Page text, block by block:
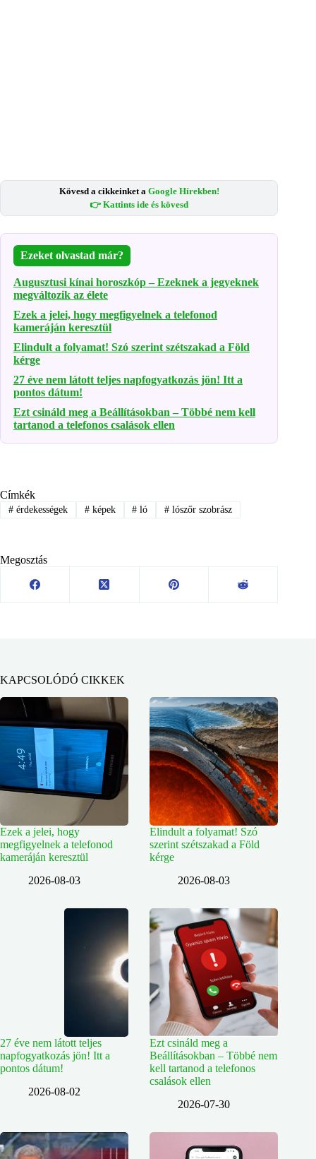
Kövesd a cikkeinket a Google Hírekben!
👉 Kattints ide és kövesd
Ezeket olvastad már?
Augusztusi kínai horoszkóp – Ezeknek a jegyeknek
megváltozik az élete
Ezek a jelei, hogy megfigyelnek a telefonod
kameráján keresztül
Elindult a folyamat! Szó szerint szétszakad a Föld
kérge
27 éve nem látott teljes napfogyatkozás jön! Itt a
pontos dátum!
Ezt csináld meg a Beállításokban – Többé nem kell
tartanod a telefonos csalások ellen
Címkék
#érdekességek #képek # ló # lószőr szobrász
Megosztás
KAPCSOLÓDÓ CIKKEK
Ezek a jelei, hogy
megfigyelnek a telefonod
kameráján keresztül
2026-08-03
Elindult a folyamat! Szó
szerint szétszakad a Föld
kérge
2026-08-03
27 éve nem látott teljes
napfogyatkozás jön! Itt a
pontos dátum!
2026-08-02
Ezt csináld meg a
Beállításokban – Többé nem
kell tartanod a telefonos
csalások ellen
2026-07-30